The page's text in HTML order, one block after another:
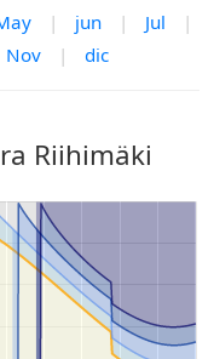
| jun | Jul
|
Nov | dic
Riihimäki